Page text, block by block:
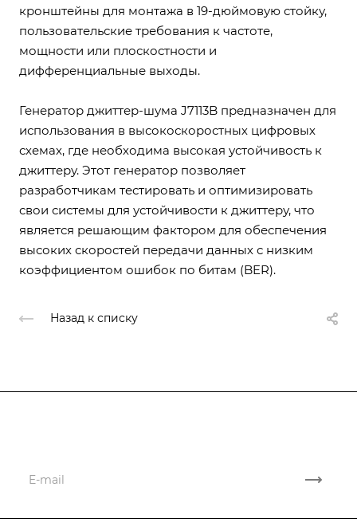
кронштейны для монтажа в 19-дюймовую стойку,
пользовательские требования к частоте,
мощности или плоскостности и
дифференциальные выходы.
Генератор джиттер-шума J7113B предназначен для
использования в высокоскоростных цифровых
схемах, где необходима высокая устойчивость к
джиттеру. Этот генератор позволяет
разработчикам тестировать и оптимизировать
свои системы для устойчивости к джиттеру, что
является решающим фактором для обеспечения
высоких скоростей передачи данных с низким
коэффициентом ошибок по битам (BER).
Назад к списку